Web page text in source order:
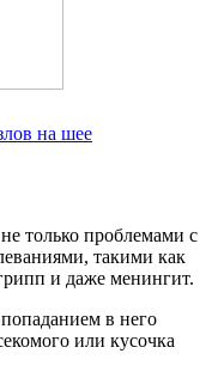
на шее
только проблемами с
такими как
и даже менингит.
в него
или кусочка